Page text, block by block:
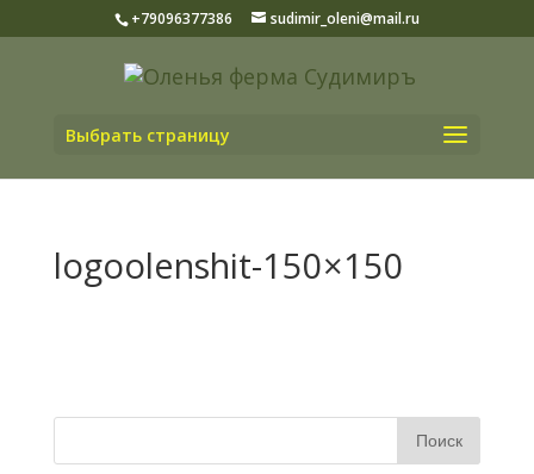
+79096377386 sudimir_oleni@mail.ru
Выбрать страницу
logoolenshit-150×150